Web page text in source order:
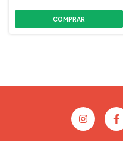
COMPRAR